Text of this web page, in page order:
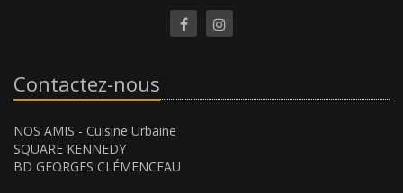
Contactez-nous
NOS AMIS - Cuisine Urbaine
SQUARE KENNEDY
BD GEORGES CLÉMENCEAU